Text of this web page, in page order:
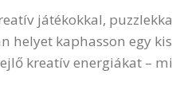
játékokkal,
kaphasson egy
kreatív energiákat –